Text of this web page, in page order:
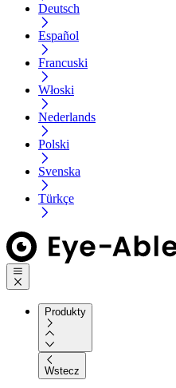
Deutsch
Español
Francuski
Włoski
Nederlands
Polski
Svenska
Türkçe
Produkty
Wstecz